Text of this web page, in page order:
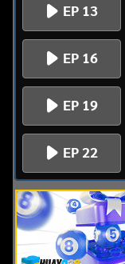
EP 13
EP 16
EP 19
EP 22